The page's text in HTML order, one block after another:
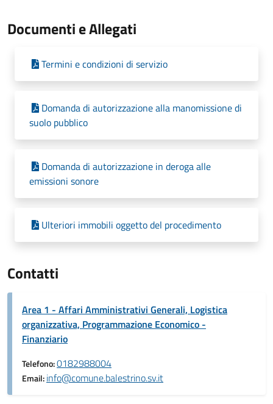
Documenti e Allegati
Termini e condizioni di servizio
Domanda di autorizzazione alla manomissione di
suolo pubblico
Domanda di autorizzazione in deroga alle
emissioni sonore
Ulteriori immobili oggetto del procedimento
Contatti
Area 1 - Affari Amministrativi Generali, Logistica
organizzativa, Programmazione Economico -
Finanziario
Telefono:0182988004
Email:info@comune.balestrino.sv.it